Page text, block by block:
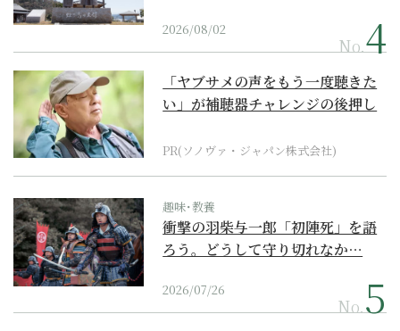
2026/08/02
No.
「ヤブサメの声をもう一度聴きた
い」が補聴器チャレンジの後押し
PR(ソノヴァ・ジャパン株式会社)
趣味･教養
衝撃の羽柴与一郎「初陣死」を語
ろう。どうして守り切れなか…
2026/07/26
No.